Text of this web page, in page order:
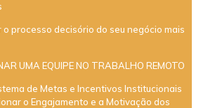
o processo decisório do seu negócio mais
UMA EQUIPE NO TRABALHO REMOTO
de Metas e Incentivos Institucionais
o Engajamento e a Motivação dos